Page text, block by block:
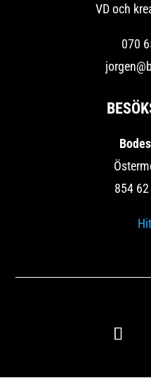
VD och
070
854 62